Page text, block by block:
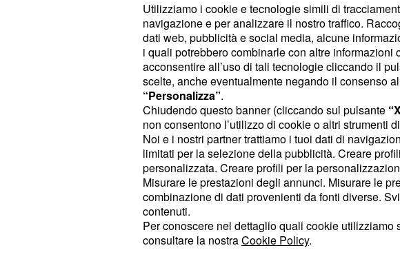
Da una spesa annuale di 300 euro, l'utente passerà
pagare circa 325 euro, con un aumento dell'8,6
Guarda caso, è come se i clienti Tim dovessero
mensilità, cosa che accade già oggi con la
giorni. Naturalmente le associazioni dei
sul piede di guerra per quanto sta accadendo. I
interessati dall'incremento dei prezzi sono quelli
, mentre, almeno per il momento, rimangono
della telefonia mobile, beneficiando di quanto è stato
stabilito dal governo italiano. Continueremo a
situazione sulla reale portata di questa innovazione
Utilizziamo i cookie e tecnologie simili di
navigazione e per analizzare il nostro traffico.
dati web, pubblicità e social media, alcune
i quali potrebbero combinarle con altre
acconsentire all’uso di tali tecnologie cliccando il
scelte, anche eventualmente negando il consenso
“Personalizza”.
Chiudendo questo banner (cliccando sul pulsante
non consentono l’utilizzo di cookie o altri strumenti
Noi e i nostri partner trattiamo i tuoi dati di
limitati per la selezione della pubblicità. Creare
personalizzata. Creare profili per la
Misurare le prestazioni degli annunci. Misurare le
combinazione di dati provenienti da fonti diverse.
contenuti.
Per conoscere nel dettaglio quali cookie
consultare la nostraCookie Policy.